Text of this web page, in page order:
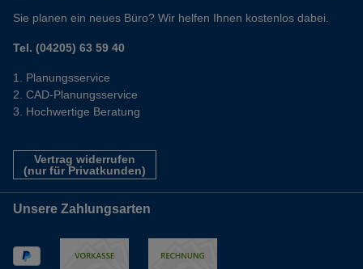
Sie planen ein neues Büro? Wir helfen Ihnen kostenlos dabei.
Tel. (04205) 63 59 40
Planungsservice
CAD-Planungsservice
Hochwertige Beratung
Vertrag widerrufen
(nur für Privatkunden)
Unsere Zahlungsarten